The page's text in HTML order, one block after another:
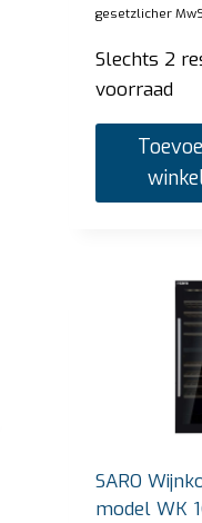
gesetzlicher
Slechts 2
voorraad
SARO
model WK